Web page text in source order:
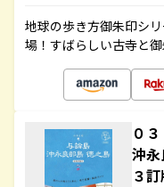
地球の歩き方御朱印シ
場！すばらしい古寺と
０
沖
３